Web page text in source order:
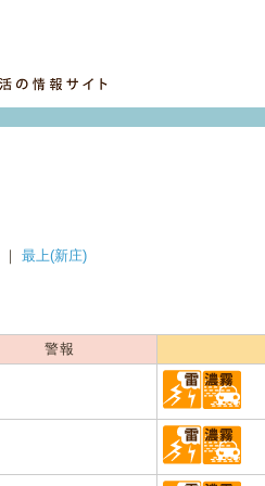
｜ 最上(新庄)
警報